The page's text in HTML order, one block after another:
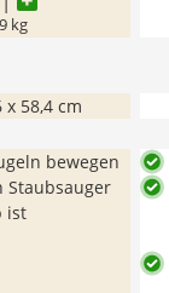
kg
x 58,4 cm
bewegen
Staubsauger
ist